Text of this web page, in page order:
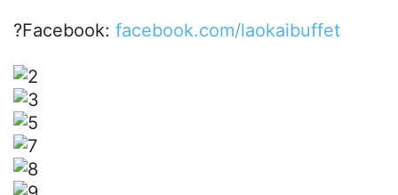
?Facebook: facebook.com/laokaibuffet